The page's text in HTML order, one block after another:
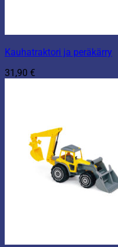
Kauhatraktori ja peräkärry
31,90 €